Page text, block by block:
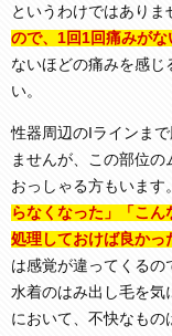
というわけではありま
ので、1回1回痛みが
ないほどの痛みを感じ
い。
性器周辺のIラインま
ませんが、この部位の
おっしゃる方もいます。
らなくなった」「こん
処理しておけば良かっ
は感覚が違ってくる
水着のはみ出し毛を気
において、不快なもの